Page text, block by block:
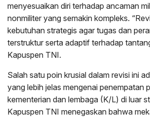
menyesuaikan diri terhadap ancaman
nonmiliter yang semakin kompleks.
kebutuhan strategis agar tugas dan
terstruktur serta adaptif terhadap
Kapuspen TNI.
Salah satu poin krusial dalam revisi ini
yang lebih jelas mengenai penempatan
kementerian dan lembaga (K/L) di luar
Kapuspen TNI menegaskan bahwa